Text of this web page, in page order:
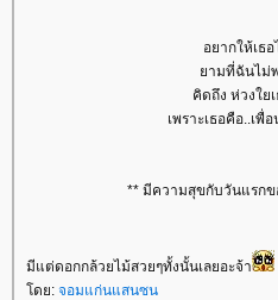
อยากให้เธ
ามที่ฉันไม่พ
คิดถึง ห่วงใย
เพราะเธอคือ..เ
** มีความสุขกับวันแรกข
มีแต่ดอกกล้วยไม้สวยๆทั้งนั้นเลยอะจ้า
ดย: จอมแก่นแสนซน